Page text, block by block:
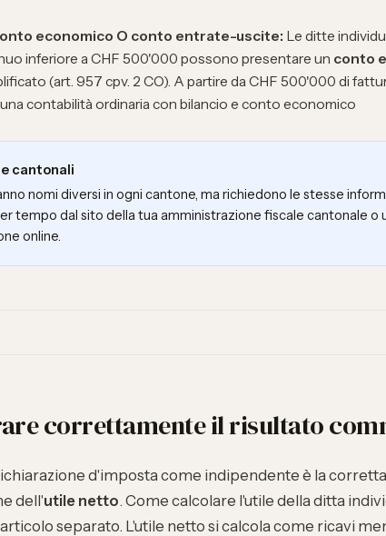
economico O conto entrate-uscite: Le ditte
inferiore a CHF 500'000 possono presentare un conto
(art. 957 cpv. 2 CO). A partire da CHF 500'000 di
contabilità ordinaria con bilancio e conto economico
cantonali
nomi diversi in ogni cantone, ma richiedono le stesse
tempo dal sito della tua amministrazione fiscale cantonale o
online.
correttamente il risultato
d'imposta come indipendente è la corretta
dell'utile netto. Come calcolare l'utile della ditta
separato. L'utile netto si calcola come ricavi